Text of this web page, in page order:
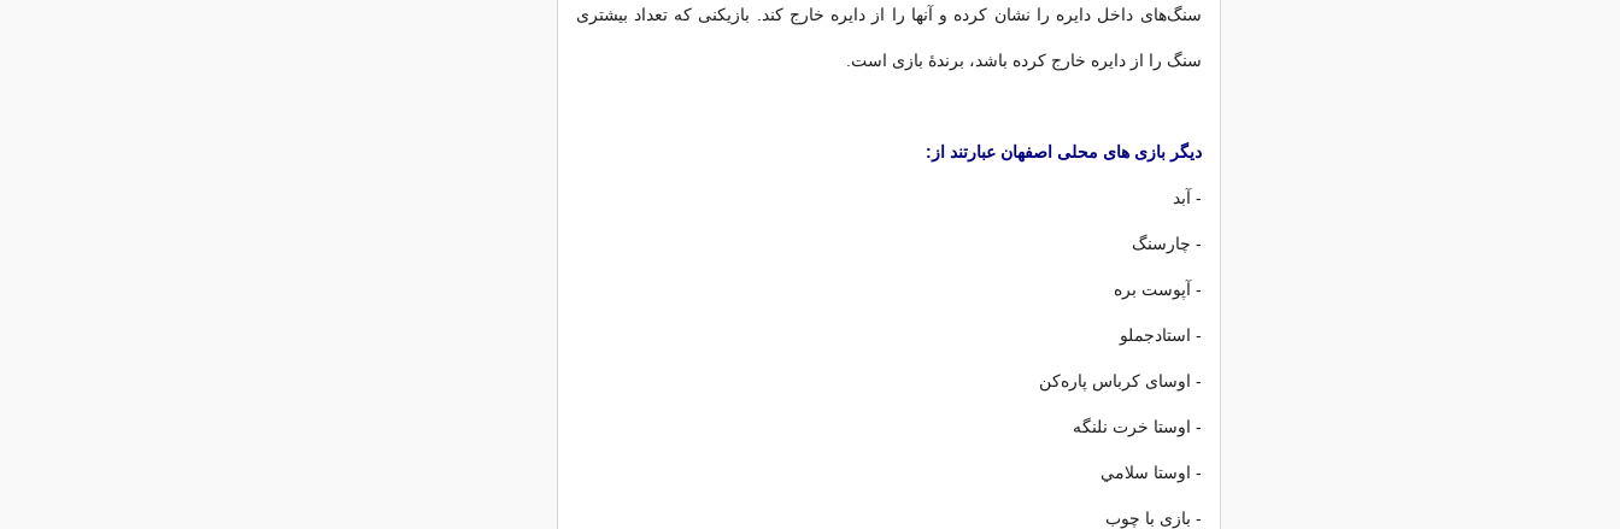
سنگ‌هاى داخل دايره را نشان کرده و آنها را از دايره خارج کند. بازيکنى که تعداد بيشترى
سنگ را از دايره خارج کرده باشد، برندهٔ بازى است.
دیگر بازی های محلی اصفهان عبارتند از:
- آبد
- چارسنگ
- آپوست بره
- استادجملو
- اوساى کرباس پاره‌کن
- اوستا خرت نلنگه
- اوستا سلامي
- بازى با چوب